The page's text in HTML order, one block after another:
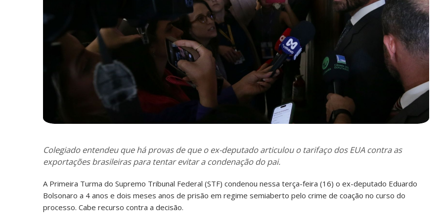
Colegiado entendeu que há provas de que o ex-deputado articulou o tarifaço dos EUA contra as
exportações brasileiras para tentar evitar a condenação do pai.
A Primeira Turma do Supremo Tribunal Federal (STF) condenou nessa terça-feira (16) o ex-deputado Eduardo
Bolsonaro a 4 anos e dois meses anos de prisão em regime semiaberto pelo crime de coação no curso do
processo. Cabe recurso contra a decisão.